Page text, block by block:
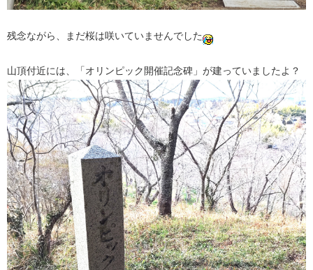
残念ながら、まだ桜は咲いていませんでした
山頂付近には、「オリンピック開催記念碑」が建っていましたよ？